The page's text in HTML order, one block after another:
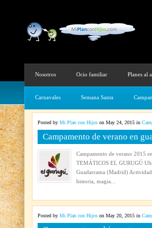
Nosotros Ocio familiar Planes al
Carnavales Semana Santa
Posted by Mi Plan con Hijos on May 24, 2015 in
Campamento de verano en
Campamento de verano 2015
TEMÁTICOS EL GURUGÚ
Guadarrama (Madrid)
historia, magia...
Posted by Mi Plan con Hijos on May 20, 2015 in